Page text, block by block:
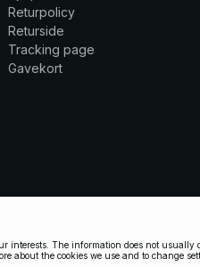
Returpolicy
Returside
Tracking page
Gavekort